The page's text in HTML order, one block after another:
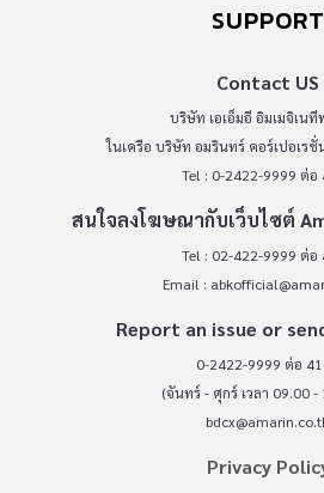
SUPPORT
Contact US
บริษัท เอเอ็มอี อิมเมจิเน
ในเครือ บริษัท อมรินทร์ คอร์เปอเร
Tel : 0-2422-9999 ต่อ
สนใจลงโฆษณากับเว็บไซต์
Tel : 02-422-9999 ต่อ
Email :
Report an issue or
0-2422-9999 ต่อ
(จันทร์ - ศุกร์ เวลา 09.00 -
Privacy